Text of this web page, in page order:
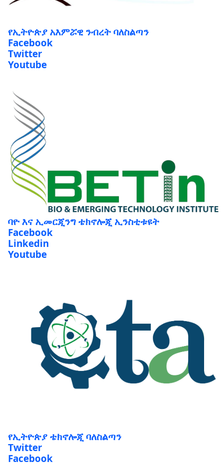
የኢትዮጵያ አእምሯዊ ንብረት ባለስልጣን
Facebook
Twitter
Youtube
ባዮ እና ኢመርጂንግ ቴክኖሎጂ ኢንስቲቱዩት
Facebook
Linkedin
Youtube
የኢትዮጵያ ቴክኖሎጂ ባለስልጣን
Twitter
Facebook